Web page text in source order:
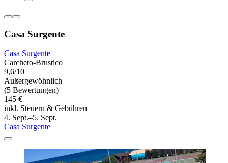
Casa Surgente
Casa Surgente
Carcheto-Brustico
9,6/10
Außergewöhnlich
(5 Bewertungen)
145 €
inkl. Steuern & Gebühren
4. Sept.–5. Sept.
Casa Surgente